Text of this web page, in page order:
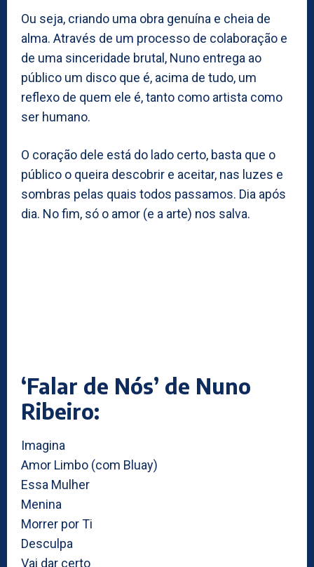
Ou seja, criando uma obra genuína e cheia de
alma. Através de um processo de colaboração e
de uma sinceridade brutal, Nuno entrega ao
público um disco que é, acima de tudo, um
reflexo de quem ele é, tanto como artista como
ser humano.
O coração dele está do lado certo, basta que o
público o queira descobrir e aceitar, nas luzes e
sombras pelas quais todos passamos. Dia após
dia. No fim, só o amor (e a arte) nos salva.
‘Falar de Nós’ de Nuno
Ribeiro:
Imagina
Amor Limbo (com Bluay)
Essa Mulher
Menina
Morrer por Ti
Desculpa
Vai dar certo